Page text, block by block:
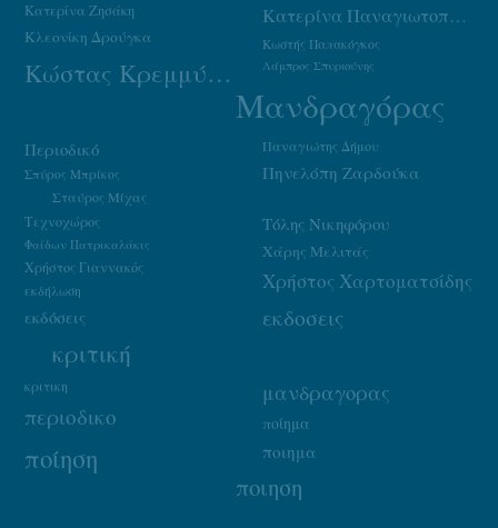
Κατερίνα Ζησάκη Κατερίνα Παναγιωτοπούλου
Κλεονίκη Δρούγκα Κωστής Παπακόγκος
Κώστας Κρεμμύδας Λάμπρος Σπυριούνης
Μανδραγόρας
Παναγιώτης Δήμου
Περιοδικό
Πηνελόπη Ζαρδούκα
Σπύρος Μπρίκος
Σταύρος Μίχας
Τεχνοχώρος
Τόλης Νικηφόρου
Φαίδων Πατρικαλάκις Χάρης Μελιτάς
Χρήστος Γιαννακός
Χρήστος Χαρτοματσίδης
εκδήλωση
εκδοσεις
εκδόσεις
κριτική
κριτικη μανδραγορας
περιοδικο ποίημα
ποίηση ποιημα
ποιηση